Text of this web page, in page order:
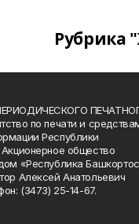
Рубрика
по печати и
Республики
общество
«Республика
Алексей Анатольевич
(3473) 25-14-67.